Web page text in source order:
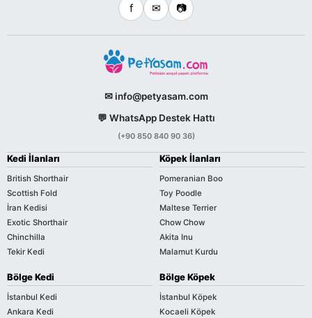
f ✉ 📷
✉ info@petyasam.com
💬 WhatsApp Destek Hattı
(+90 850 840 90 36)
Kedi İlanları
British Shorthair
Scottish Fold
İran Kedisi
Exotic Shorthair
Chinchilla
Tekir Kedi
Köpek İlanları
Pomeranian Boo
Toy Poodle
Maltese Terrier
Chow Chow
Akita Inu
Malamut Kurdu
Bölge Kedi
İstanbul Kedi
Ankara Kedi
Bölge Köpek
İstanbul Köpek
Kocaeli Köpek